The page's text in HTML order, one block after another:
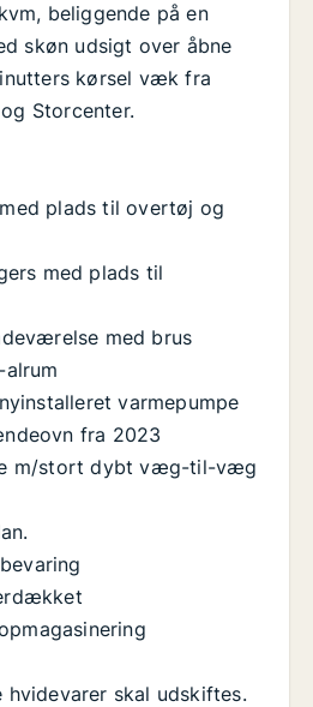
beliggende på en
skøn udsigt over åbne
kørsel væk fra
Storcenter.
plads til overtøj og
med plads til
med brus
varmepumpe
fra 2023
m/stort dybt væg-til-væg
hvidevarer skal udskiftes.